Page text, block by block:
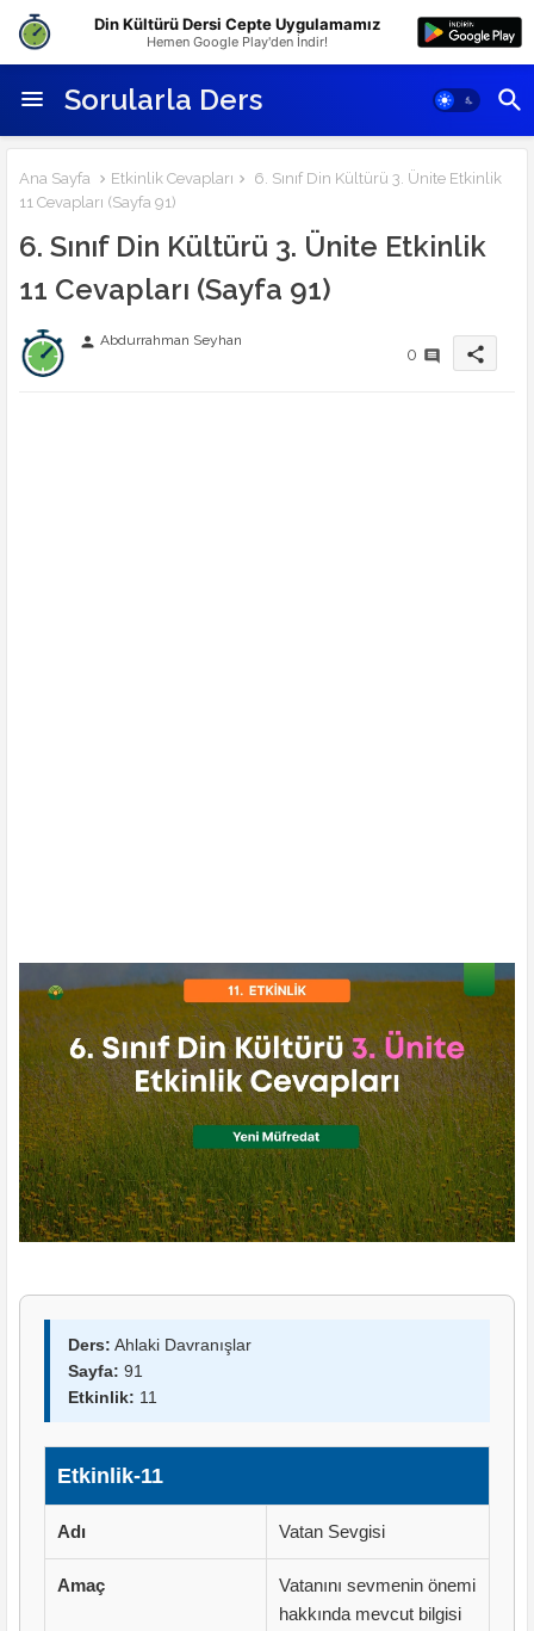
Sorularla Ders
Ana Sayfa Etkinlik Cevapları
6. Sınıf Din Kültürü 3. Ünite Etkinlik
11 Cevapları (Sayfa 91)
6. Sınıf Din Kültürü 3. Ünite Etkinlik
11 Cevapları (Sayfa 91)
person Abdurrahman Seyhan
0 share
Ders: Ahlaki Davranışlar
Sayfa: 91
Etkinlik: 11
Etkinlik-11
Adı Vatan Sevgisi
Amaç
Vatanını sevmenin önemi
hakkında mevcut bilgisi
Din Kültürü Dersi Cepte Uygulamamız
Hemen Google Play'den İndir!